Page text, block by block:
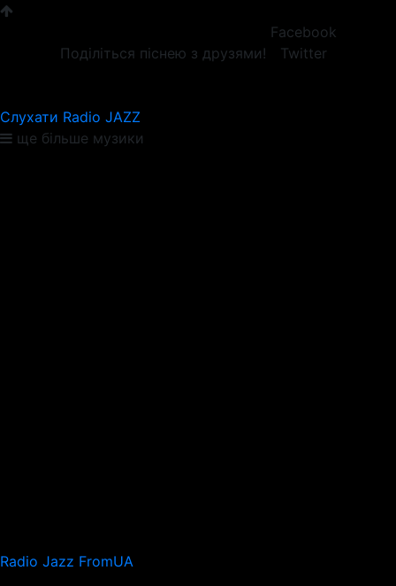
Поділіться піснею з друзями!
Facebook
Twitter
Слухати Radio JAZZ
ще більше музики
Radio Jazz FromUA